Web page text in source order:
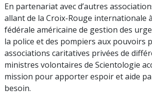
En partenariat avec d’autres
allant de la Croix-Rouge internationale à
fédérale américaine de gestion des
la police et des pompiers aux pouvoirs
associations caritatives privées de
ministres volontaires de Scientologie
mission pour apporter espoir et aide
besoin.